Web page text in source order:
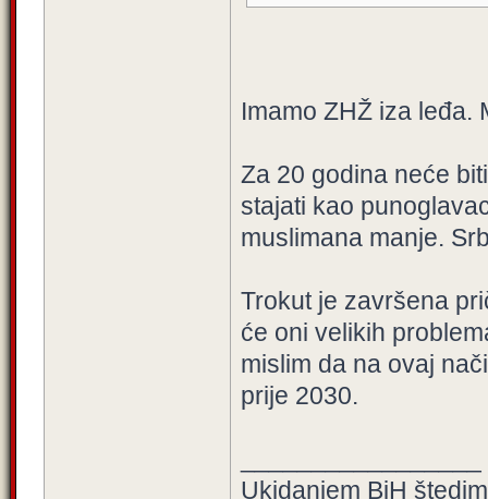
Imamo ZHŽ iza leđa.
Za 20 godina neće
stajati kao
muslimana manje.
Trokut je završena
će oni velikih
mislim da na ovaj
prije 2030.
Ukidanjem BiH